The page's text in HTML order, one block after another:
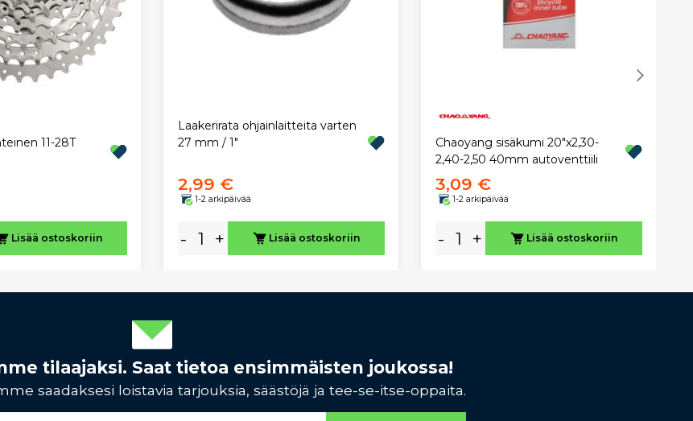
11-28T
Lisää ostoskoriin
Laakerirata ohjainlaitteita varten
27 mm / 1"
2,99 €
1-2 arkipäivää
- + Lisää ostoskoriin
Chaoyang sisäkumi 20"x2,30-
2,40-2,50 40mm autoventtiili
3,09 €
1-2 arkipäivää
- + Lisää ostoskoriin
tilaajaksi. Saat tietoa ensimmäisten joukossa!
saadaksesi loistavia tarjouksia, säästöjä ja tee-se-itse-oppaita.